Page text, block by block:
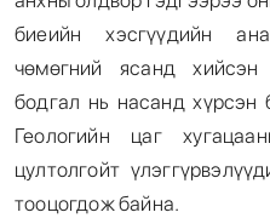
биеийн хэсгүүдийн
чөмөгний ясанд
бодгал нь насанд хүрсэн
Геологийн цаг
цултолгойт
тооцогдож байна.